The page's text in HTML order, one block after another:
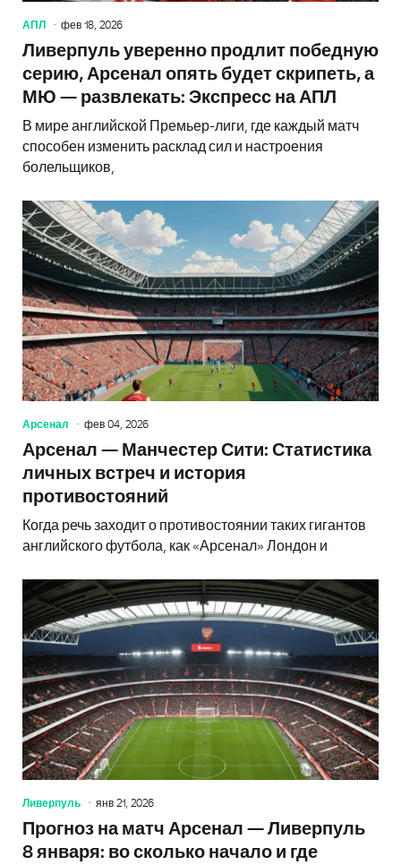
АПЛ фев 18, 2026
Ливерпуль уверенно продлит победную
серию, Арсенал опять будет скрипеть, а
МЮ — развлекать: Экспресс на АПЛ
В мире английской Премьер-лиги, где каждый матч
способен изменить расклад сил и настроения
болельщиков,
Арсенал фев 04, 2026
Арсенал — Манчестер Сити: Статистика
личных встреч и история
противостояний
Когда речь заходит о противостоянии таких гигантов
английского футбола, как «Арсенал» Лондон и
Ливерпуль янв 21, 2026
Прогноз на матч Арсенал — Ливерпуль
8 января: во сколько начало и где